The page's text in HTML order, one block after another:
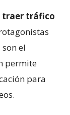
traer tráfico
el
permite
para